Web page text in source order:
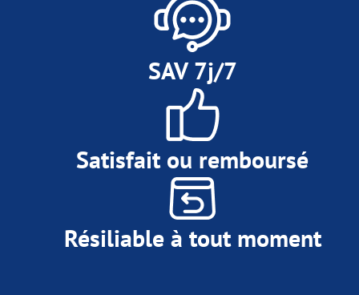
SAV 7j/7
Satisfait ou remboursé
Résiliable à tout moment